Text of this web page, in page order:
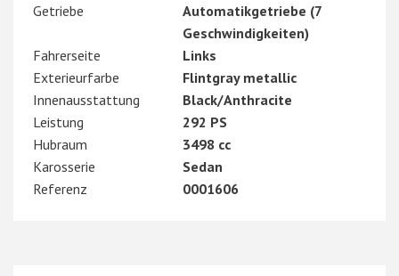
Getriebe
Automatikgetriebe (7
Geschwindigkeiten)
Fahrerseite
Links
Exterieurfarbe
Flintgray metallic
Innenausstattung
Black/Anthracite
Leistung
292 PS
Hubraum
3498 cc
Karosserie
Sedan
Referenz
0001606